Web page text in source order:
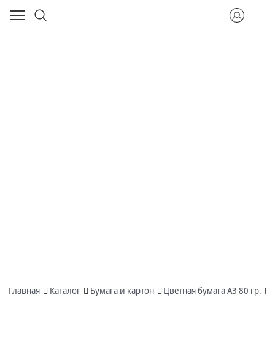
Главная Каталог Бумага и картон Цветная бумага А3 80 гр.